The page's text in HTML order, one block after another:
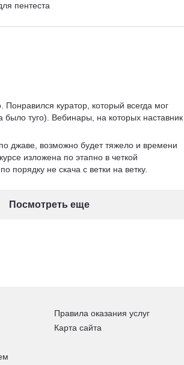
пентеста
куратор, который всегда мог
туго). Вебинары, на которых наставник
джаве, возможно будет тяжело и времени
изложена по этапно в четкой
порядку не скача с ветки на ветку.
Посмотреть еще
Правила оказания услуг
Карта сайта